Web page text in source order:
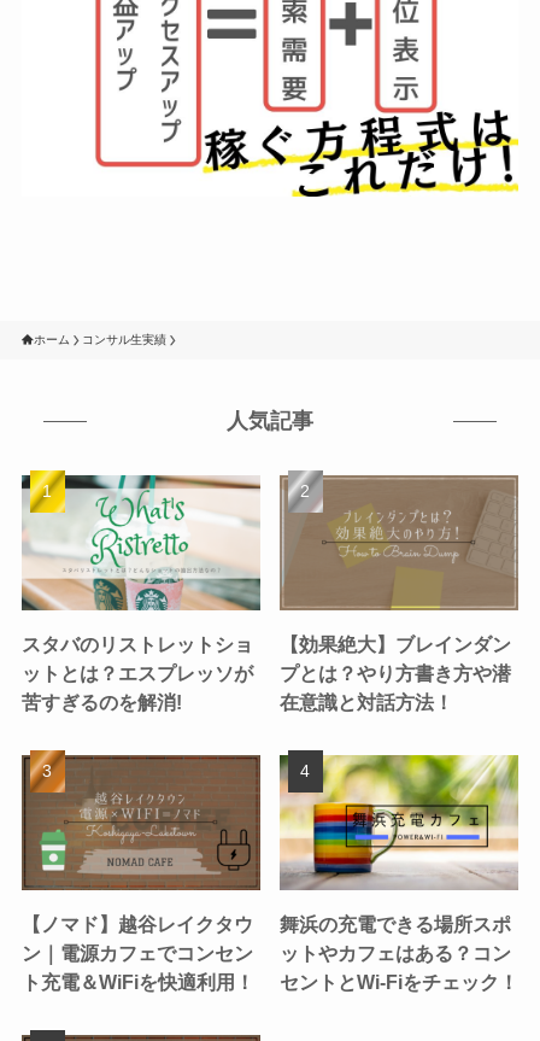
ホーム コンサル生実績
人気記事
スタバのリストレットショ
ットとは？エスプレッソが
苦すぎるのを解消!
【効果絶大】ブレインダン
プとは？やり方書き方や潜
在意識と対話方法！
【ノマド】越谷レイクタウ
ン｜電源カフェでコンセン
ト充電＆WiFiを快適利用！
舞浜の充電できる場所スポ
ットやカフェはある？コン
セントとWi-Fiをチェック！